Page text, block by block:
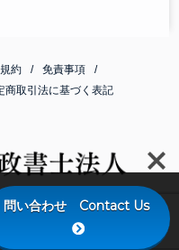
約
免責事項
商取引法に基づく表記
Corporation
問い合わせ Contact Us